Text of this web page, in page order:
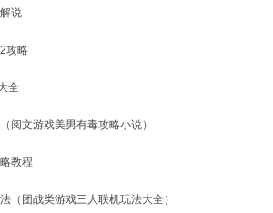
说
攻略
全
阅文游戏美男有毒攻略小说）
教程
（团战类游戏三人联机玩法大全）